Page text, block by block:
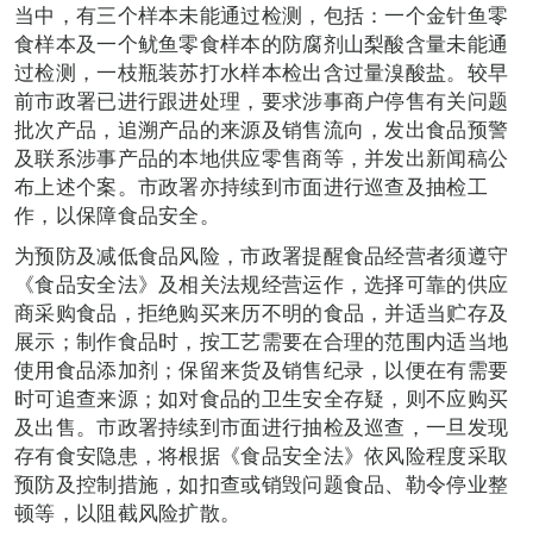
当中，有三个样本未能通过检测，包括：一个金针鱼零
食样本及一个鱿鱼零食样本的防腐剂山梨酸含量未能通
过检测，一枝瓶装苏打水样本检出含过量溴酸盐。较早
前市政署已进行跟进处理，要求涉事商户停售有关问题
批次产品，追溯产品的来源及销售流向，发出食品预警
及联系涉事产品的本地供应零售商等，并发出新闻稿公
布上述个案。市政署亦持续到市面进行巡查及抽检工
作，以保障食品安全。
为预防及减低食品风险，市政署提醒食品经营者须遵守
《食品安全法》及相关法规经营运作，选择可靠的供应
商采购食品，拒绝购买来历不明的食品，并适当贮存及
展示；制作食品时，按工艺需要在合理的范围内适当地
使用食品添加剂；保留来货及销售纪录，以便在有需要
时可追查来源；如对食品的卫生安全存疑，则不应购买
及出售。市政署持续到市面进行抽检及巡查，一旦发现
存有食安隐患，将根据《食品安全法》依风险程度采取
预防及控制措施，如扣查或销毁问题食品、勒令停业整
顿等，以阻截风险扩散。